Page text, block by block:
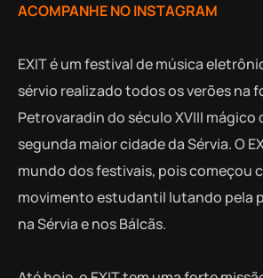
ACOMPANHE NO INSTAGRAM
EXIT é um festival de música
sérvio realizado todos os verões na
Petrovaradin do século XVIII mágico
segunda maior cidade da Sérvia. O
mundo dos festivais, pois começou
movimento estudantil lutando pela
na Sérvia e nos Bálcãs.